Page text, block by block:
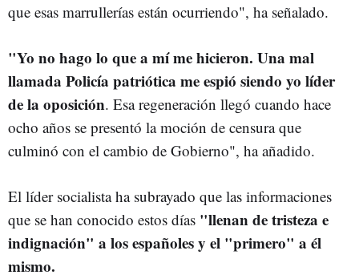
que esas marrullerías están ocurriendo", ha señalado.
"Yo no hago lo que a mí me hicieron. Una mal
llamada Policía patriótica me espió siendo yo líder
de la oposición. Esa regeneración llegó cuando hace
ocho años se presentó la moción de censura que
culminó con el cambio de Gobierno", ha añadido.
El líder socialista ha subrayado que las informaciones
que se han conocido estos días "llenan de tristeza e
indignación" a los españoles y el "primero" a él
mismo.